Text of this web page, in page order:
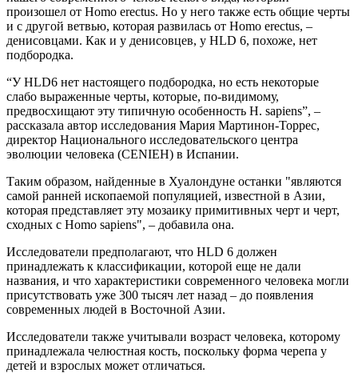
произошел от Homo erectus. Но у него также есть общие черты
и с другой ветвью, которая развилась от Homo erectus, –
денисовцами. Как и у денисовцев, у HLD 6, похоже, нет
подбородка.
“У HLD6 нет настоящего подбородка, но есть некоторые
слабо выраженные черты, которые, по-видимому,
предвосхищают эту типичную особенность H. sapiens”, –
рассказала автор исследования Мария Мартинон-Торрес,
директор Национального исследовательского центра
эволюции человека (CENIEH) в Испании.
Таким образом, найденные в Хуалондуне останки "являются
самой ранней ископаемой популяцией, известной в Азии,
которая представляет эту мозаику примитивных черт и черт,
сходных с Homo sapiens", – добавила она.
Исследователи предполагают, что HLD 6 должен
принадлежать к классификации, которой еще не дали
названия, и что характеристики современного человека могли
присутствовать уже 300 тысяч лет назад – до появления
современных людей в Восточной Азии.
Исследователи также учитывали возраст человека, которому
принадлежала челюстная кость, поскольку форма черепа у
детей и взрослых может отличаться.